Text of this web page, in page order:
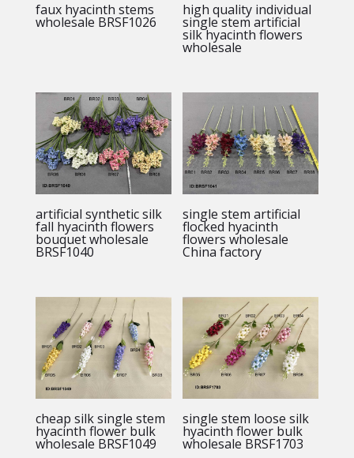
faux hyacinth stems
wholesale BRSF1026
high quality individual
single stem artificial
silk hyacinth flowers
wholesale
artificial synthetic silk
fall hyacinth flowers
bouquet wholesale
BRSF1040
single stem artificial
flocked hyacinth
flowers wholesale
China factory
cheap silk single stem
hyacinth flower bulk
wholesale BRSF1049
single stem loose silk
hyacinth flower bulk
wholesale BRSF1703